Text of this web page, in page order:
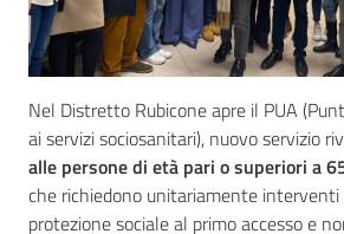
Nel Distretto Rubicone apre il PUA
ai servizi sociosanitari), nuovo servizio
alle persone di età pari o superiori a
che richiedono unitariamente interventi
protezione sociale al primo accesso e